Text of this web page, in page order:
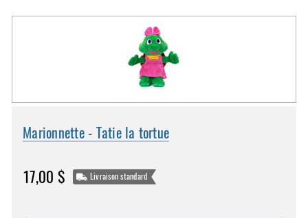
Marionnette - Tatie la tortue
17,00 $ Livraison standard